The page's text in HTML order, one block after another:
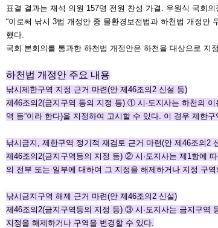
표결 결과는 재석 의원 157명 전원 찬성 가결. 우원식 국회 의
“이로써 낚시 3법 개정안 중 물환경보전법과 하천법 개정안
했다.
국회 본회의를 통과한 하천법 개정안은 하천을 대상으로 지
하천법 개정안 주요 내용
낚시제한구역 지정 근거 마련(안 제46조의2 신설 등)
제46조의2(금지구역 등의 지정 등) ① 시·도지사는 하천의 이
역 등”이라 한다)을 지정하여 고시할 수 있다. 이 경우 제한구
낚시금지, 제한구역 정기적 재검토 근거 마련(안 제46조의 2
제46조의2(금지구역등의 지정 등) ② 시·도지사는 제1항에
의 전부 또는 일부에 대하여 그 지정을 해제하거나 지정 구역
낚시금지구역 해제 근거 마련(안 제46조의2 신설)
제46조의2(금지구역등의 지정 등) ③ 시·도지사는 금지구역
지정 을 해제하거나 구역을 변경할 수 있다.